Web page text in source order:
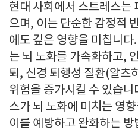
현대 사회에서 스트레스는
으며, 이는 단순한 감정적
에도 깊은 영향을 미칩니
는 뇌 노화를 가속화하고,
퇴, 신경 퇴행성 질환(알츠
위험을 증가시킬 수 있습니
스가 뇌 노화에 미치는 영
이를 예방하고 완화하는